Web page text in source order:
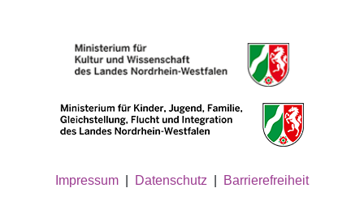
Impressum Datenschutz Barrierefreiheit